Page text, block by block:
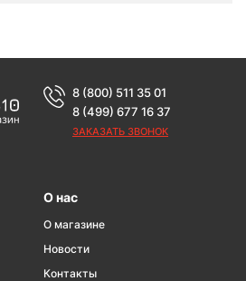
8 (800) 511 35 01
8 (499) 677 16 37
ЗАКАЗАТЬ ЗВОНОК
О нас
О магазине
Новости
Контакты